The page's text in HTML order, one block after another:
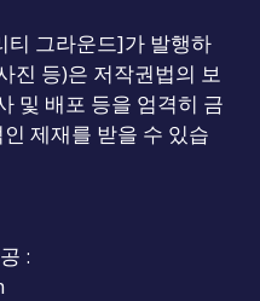
그라운드]가 발행하
진 등)은 저작권법의 보
및 배포 등을 엄격히 금
제재를 받을 수 있습
: